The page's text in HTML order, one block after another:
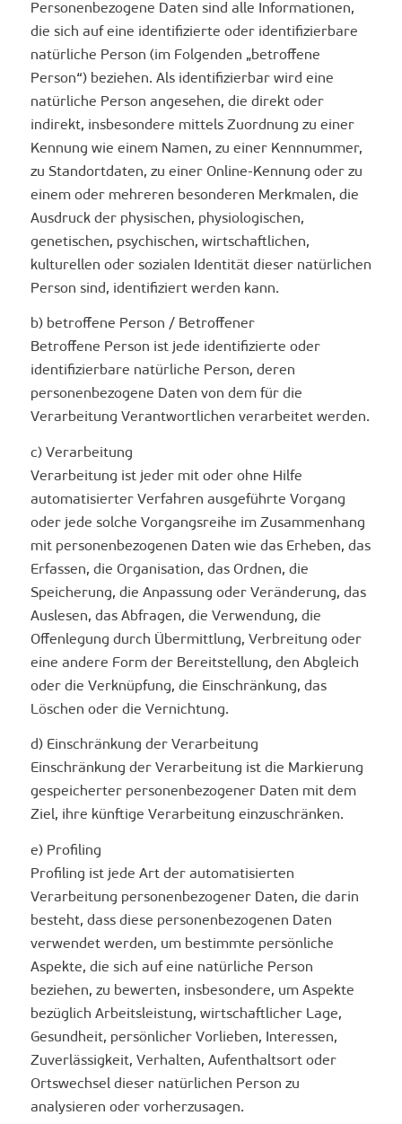
Personenbezogene Daten sind alle Informationen,
die sich auf eine identifizierte oder identifizierbare
natürliche Person (im Folgenden „betroffene
Person“) beziehen. Als identifizierbar wird eine
natürliche Person angesehen, die direkt oder
indirekt, insbesondere mittels Zuordnung zu einer
Kennung wie einem Namen, zu einer Kennnummer,
zu Standortdaten, zu einer Online-Kennung oder zu
einem oder mehreren besonderen Merkmalen, die
Ausdruck der physischen, physiologischen,
genetischen, psychischen, wirtschaftlichen,
kulturellen oder sozialen Identität dieser natürlichen
Person sind, identifiziert werden kann.
b) betroffene Person / Betroffener
Betroffene Person ist jede identifizierte oder
identifizierbare natürliche Person, deren
personenbezogene Daten von dem für die
Verarbeitung Verantwortlichen verarbeitet werden.
c) Verarbeitung
Verarbeitung ist jeder mit oder ohne Hilfe
automatisierter Verfahren ausgeführte Vorgang
oder jede solche Vorgangsreihe im Zusammenhang
mit personenbezogenen Daten wie das Erheben, das
Erfassen, die Organisation, das Ordnen, die
Speicherung, die Anpassung oder Veränderung, das
Auslesen, das Abfragen, die Verwendung, die
Offenlegung durch Übermittlung, Verbreitung oder
eine andere Form der Bereitstellung, den Abgleich
oder die Verknüpfung, die Einschränkung, das
Löschen oder die Vernichtung.
d) Einschränkung der Verarbeitung
Einschränkung der Verarbeitung ist die Markierung
gespeicherter personenbezogener Daten mit dem
Ziel, ihre künftige Verarbeitung einzuschränken.
e) Profiling
Profiling ist jede Art der automatisierten
Verarbeitung personenbezogener Daten, die darin
besteht, dass diese personenbezogenen Daten
verwendet werden, um bestimmte persönliche
Aspekte, die sich auf eine natürliche Person
beziehen, zu bewerten, insbesondere, um Aspekte
bezüglich Arbeitsleistung, wirtschaftlicher Lage,
Gesundheit, persönlicher Vorlieben, Interessen,
Zuverlässigkeit, Verhalten, Aufenthaltsort oder
Ortswechsel dieser natürlichen Person zu
analysieren oder vorherzusagen.